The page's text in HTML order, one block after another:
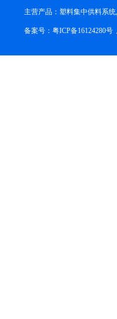
主营产品：塑料集中供料系
备案号：粤ICP备16124280号